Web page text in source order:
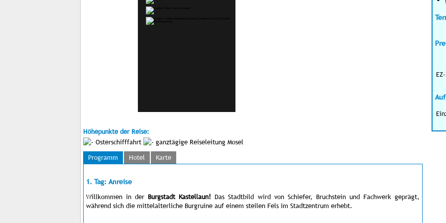
Höhepunkte der Reise:
Osterschifffahrt
ganztägige Reiseleitung Mosel
Programm
Hotel Karte
1. Tag: Anreise
Willkommen in der Burgstadt Kastellaun! Das Stadtbild wird von Schiefer, Bruchstein und Fachwerk geprägt,
während sich die mittelalterliche Burgruine auf einem steilen Fels im Stadtzentrum erhebt.